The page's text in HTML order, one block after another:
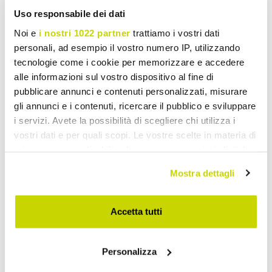
Uso responsabile dei dati
Noi e i nostri 1022 partner trattiamo i vostri dati
personali, ad esempio il vostro numero IP, utilizzando
tecnologie come i cookie per memorizzare e accedere
alle informazioni sul vostro dispositivo al fine di
pubblicare annunci e contenuti personalizzati, misurare
gli annunci e i contenuti, ricercare il pubblico e sviluppare
i servizi. Avete la possibilità di scegliere chi utilizza i
vostri dati e per quali scopi. Le vostre scelte in materia di
modificare o revocare il proprio consenso in qualsiasi
momento dalla Dichiarazione sui cookie o facendo clic
sull'icona di attivazione della privacy.
raccogliere informazioni sulla tua posizione
Mostra dettagli
Accetta tutti
Personalizza
VIADURINI BATHROOM
Lavatório de apoio de
cobre Calla, handmade
€ 3.656,93 € 4.571,16 - 20%
VIADURINI BATHROOM
Lavatório de apoio de
cobre Alba, handmade
€ 2.276,10 € 2.845,13 - 20%